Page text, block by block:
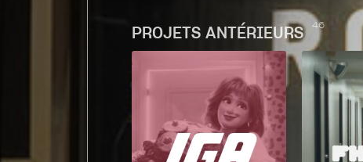
PROJETS ANTÉRIEURS 46